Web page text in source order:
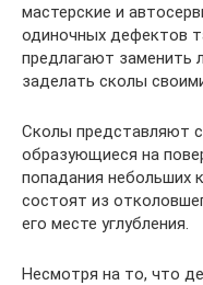
мастерские и
одиночных дефектов
предлагают заменить
заделать сколы
Сколы представляют
образующиеся на
попадания небольших
состоят из
его месте углубления.
Несмотря на то, что